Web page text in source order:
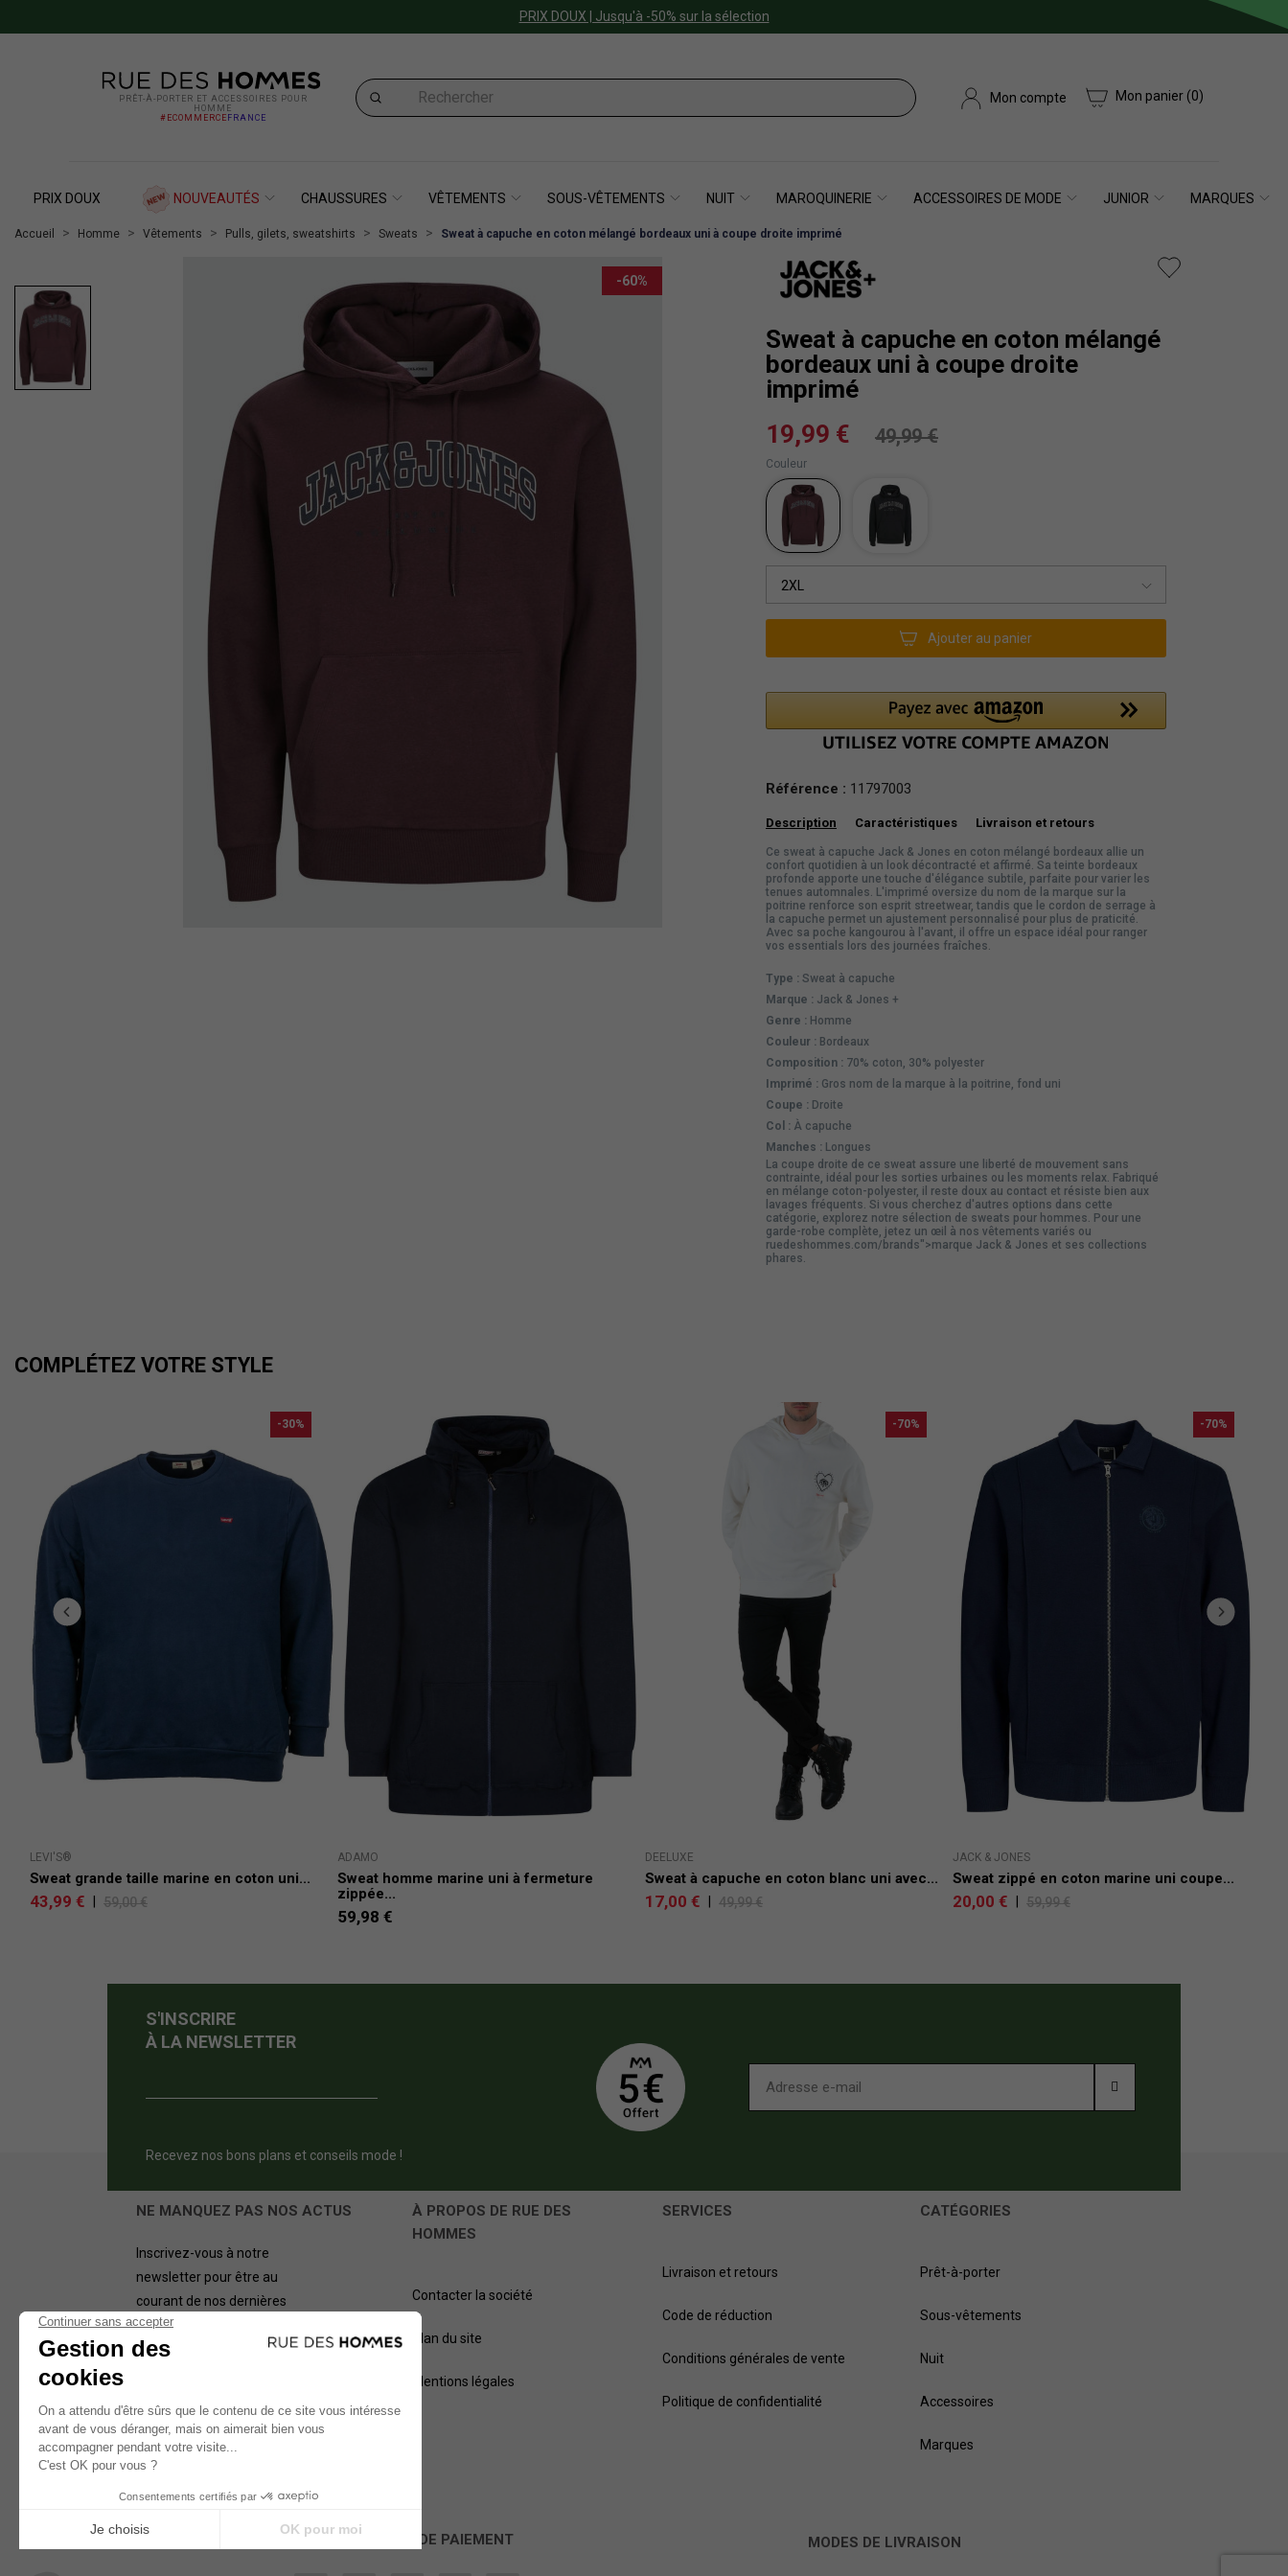
PRIX DOUX | Jusqu'à -50% sur la sélection
PRÊT-À-PORTER ET ACCESSOIRES POUR
HOMME
#ECOMMERCE FRANCE
Mon compte Mon panier (0)
PRIX DOUX NOUVEAUTÉS CHAUSSURES VÊTEMENTS SOUS-VÊTEMENTS NUIT MAROQUINERIE ACCESSOIRES DE MODE JUNIOR MARQUES
Accueil Homme Vêtements Pulls, gilets, sweatshirts Sweats Sweat à capuche en coton mélangé bordeaux uni à coupe droite imprimé
-60%
Sweat à capuche en coton mélangé
bordeaux uni à coupe droite
imprimé
19,99 €
49,99 €
Couleur
2XL
Ajouter au panier
Référence : 11797003
Description Caractéristiques Livraison et retours
Ce sweat à capuche Jack & Jones en coton mélangé bordeaux allie un
confort quotidien à un look décontracté et affirmé. Sa teinte bordeaux
profonde apporte une touche d'élégance subtile, parfaite pour varier les
tenues automnales. L'imprimé oversize du nom de la marque sur la
poitrine renforce son esprit streetwear, tandis que le cordon de serrage à
la capuche permet un ajustement personnalisé pour plus de praticité.
Avec sa poche kangourou à l'avant, il offre un espace idéal pour ranger
vos essentials lors des journées fraîches.
Type :Sweat à capuche
Marque :Jack & Jones +
Genre :Homme
Couleur :Bordeaux
Composition :70% coton, 30% polyester
Imprimé :Gros nom de la marque à la poitrine, fond uni
Coupe :Droite
Col :À capuche
Manches :Longues
La coupe droite de ce sweat assure une liberté de mouvement sans
contrainte, idéal pour les sorties urbaines ou les moments relax. Fabriqué
en mélange coton-polyester, il reste doux au contact et résiste bien aux
lavages fréquents. Si vous cherchez d'autres options dans cette
catégorie, explorez notre sélection de sweats pour hommes. Pour une
garde-robe complète, jetez un œil à nos vêtements variés ou
ruedeshommes.com/brands">marque Jack & Jones et ses collections
phares.
COMPLÉTEZ VOTRE STYLE
LEVI'S®
Sweat grande taille marine en coton uni...
43,99 €
-30%
59,00 €
ADAMO
Sweat homme marine uni à fermeture
zippée...
59,98 €
DEELUXE
Sweat à capuche en coton blanc uni avec...
17,00 €
-70%
49,99 €
JACK & JONES
Sweat zippé en coton marine uni coupe...
20,00 €
-70%
59,99 €
S'INSCRIRE
À LA NEWSLETTER
Recevez nos bons plans et conseils mode !
NE MANQUEZ PAS NOS ACTUS
Inscrivez-vous à notre
newsletter pour être au
courant de nos dernières
offres.
À PROPOS DE RUE DES
HOMMES
Contacter la société
Plan du site
Mentions légales
SERVICES
Livraison et retours
Code de réduction
Conditions générales de vente
Politique de confidentialité
CATÉGORIES
Prêt-à-porter
Sous-vêtements
Nuit
Accessoires
Marques
NOS MÉTHODES DE PAIEMENT MODES DE LIVRAISON